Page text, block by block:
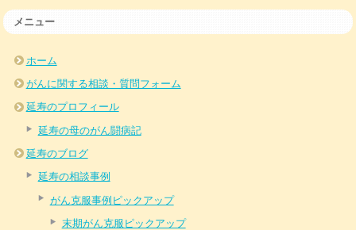
メニュー
ホーム
がんに関する相談・質問フォーム
延寿のプロフィール
延寿の母のがん闘病記
延寿のブログ
延寿の相談事例
がん克服事例ピックアップ
末期がん克服ピックアップ